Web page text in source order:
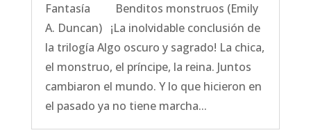
Fantasía Benditos monstruos (Emily
A. Duncan) ¡La inolvidable conclusión de
la trilogía Algo oscuro y sagrado! La chica,
el monstruo, el príncipe, la reina. Juntos
cambiaron el mundo. Y lo que hicieron en
el pasado ya no tiene marcha...